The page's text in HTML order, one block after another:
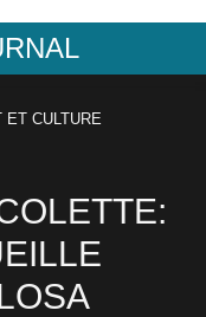
ET CULTURE